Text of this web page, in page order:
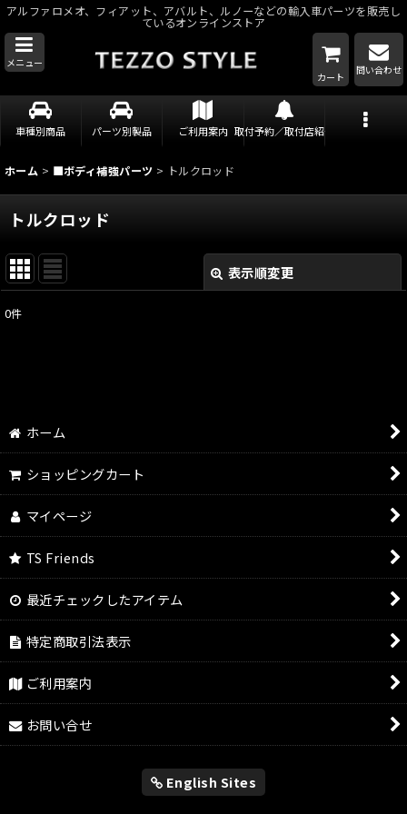
アルファロメオ、フィアット、アバルト、ルノーなどの輸入車パーツを販売し
ているオンラインストア
メニュー
カート
問い合わせ
車種別商品 パーツ別製品 ご利用案内 取付予約／取付店紹介
ホーム > ■ボディ補強パーツ > トルクロッド
トルクロッド
表示順変更
0件
ホーム
ショッピングカート
マイページ
TS Friends
最近チェックしたアイテム
特定商取引法表示
ご利用案内
お問い合せ
English Sites